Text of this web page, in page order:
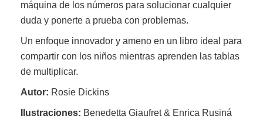
máquina de los números para solucionar cualquier
duda y ponerte a prueba con problemas.
Un enfoque innovador y ameno en un libro ideal para
compartir con los niños mientras aprenden las tablas
de multiplicar.
Autor: Rosie Dickins
Ilustraciones: Benedetta Giaufret & Enrica Rusiná